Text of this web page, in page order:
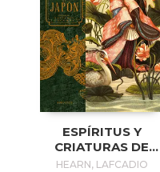
ESPÍRITUS Y
CRIATURAS DE
JAPÓN
HEARN, LAFCADIO